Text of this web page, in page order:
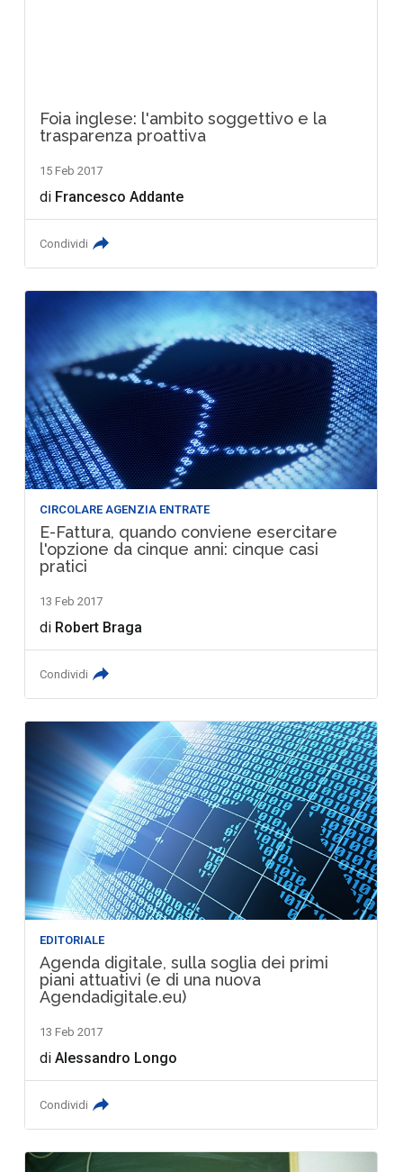
Foia inglese: l'ambito soggettivo e la
trasparenza proattiva
15 Feb 2017
di Francesco Addante
Condividi
CIRCOLARE AGENZIA ENTRATE
E-Fattura, quando conviene esercitare
l'opzione da cinque anni: cinque casi
pratici
13 Feb 2017
di Robert Braga
Condividi
EDITORIALE
Agenda digitale, sulla soglia dei primi
piani attuativi (e di una nuova
Agendadigitale.eu)
13 Feb 2017
diAlessandro Longo
Condividi